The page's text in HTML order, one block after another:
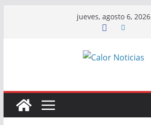
jueves, agosto 6, 2026